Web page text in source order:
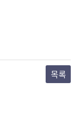
목록